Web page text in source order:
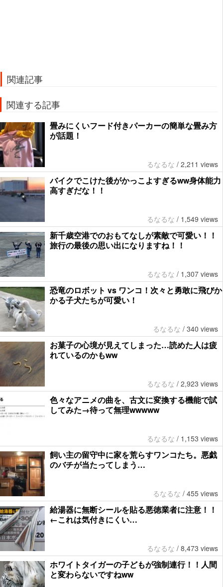
関連記事
関連する記事
畳みにくいフード付きパーカーの簡単な畳み方
が話題！
るなるな / 2,211 views
バイクでこけた後がかっこよすぎるww身体能力
高すぎだな！！
るなるな / 1,549 views
新千歳空港でのおもてなしが素敵で可愛い！！
旅行の最後の思い出になりますね！！
るなるな / 1,307 views
恐竜のロボット vs ワンコ！次々と勇敢に飛びか
かる子犬たちが可愛い！
るなるな / 340 views
お菓子の心境が見えてしまった…読めた人は疲
れているのかもww
るなるな / 2,923 views
色々なアニメの曲を、古文に変換する機能で試
してみた→待って無理wwwww
るなるな / 1,153 views
飼い主の留守中に家を荒らすワンコたち。悪戯
のバチが当たってしまう…
るなるな / 455 views
給湯器に無断シールを貼る悪徳業者に注意！！
←これは気付きにくい…
るなるな / 8,473 views
ホワイトタイガーの子どもが強制連行！！人間
と変わらないですねww